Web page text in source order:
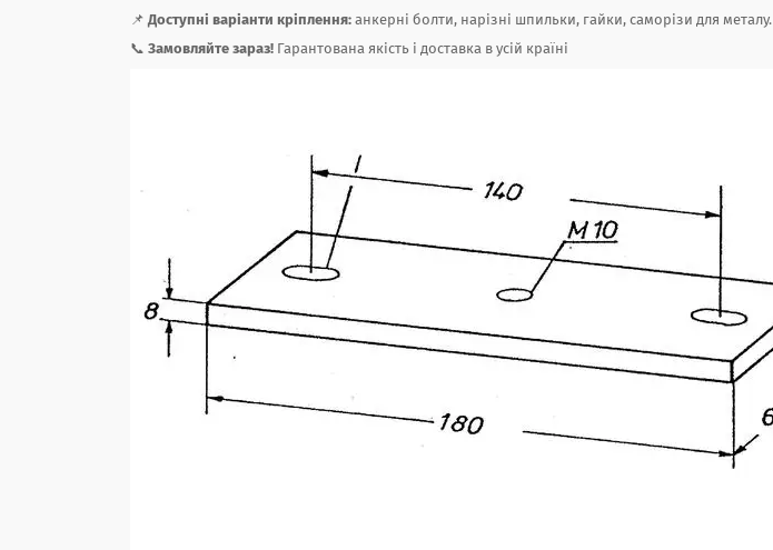
📌Доступні варіанти кріплення: анкерні болти, нарізні шпильки, гайки, саморізи для металу.
📞 Замовляйте зараз! Гарантована якість і доставка в усій країні